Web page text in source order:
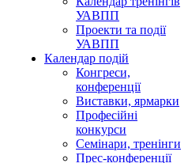
УАВПП
Проекти та події
УАВПП
Календар подій
Конгреси,
конференції
Виставки, ярмарки
Професійні
конкурси
Семінари, тренінги
Прес-конференції